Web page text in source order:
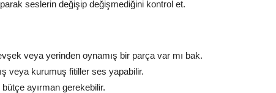
seslerin değişip değişmediğini kontrol et.
veya yerinden oynamış bir parça var mı bak.
veya kurumuş fitiller ses yapabilir.
ayırman gerekebilir.